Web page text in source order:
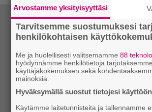
Arvostamme yksityisyyttäsi
Tarvitsemme suostumuksesi
henkilökohtaisen
Me ja huolellisesti valitsemamme88
hyödynnämme henkilötietoja
käyttäjäkokemuksen sekä
mainoksia.
Hyväksymällä suostut tietojesi
Käytämme laitetunnisteita ja tallennamme